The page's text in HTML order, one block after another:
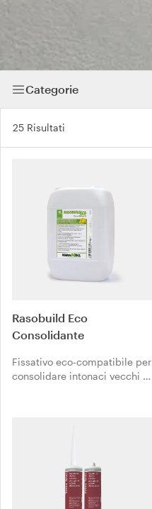
Categorie
25 Risultati
Rasobuild Eco
Consolidante
Fissativo eco-compatibile per
consolidare intonaci vecchi e